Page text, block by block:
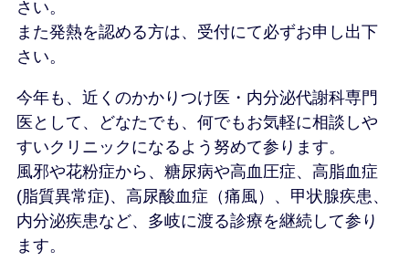
さい。
また発熱を認める方は、受付にて必ずお申し出下
さい。
今年も、近くのかかりつけ医・内分泌代謝科専門
医として、どなたでも、何でもお気軽に相談しや
すいクリニックになるよう努めて参ります。
風邪や花粉症から、糖尿病や高血圧症、高脂血症
(脂質異常症)、高尿酸血症（痛風）、甲状腺疾患、
内分泌疾患など、多岐に渡る診療を継続して参り
ます。